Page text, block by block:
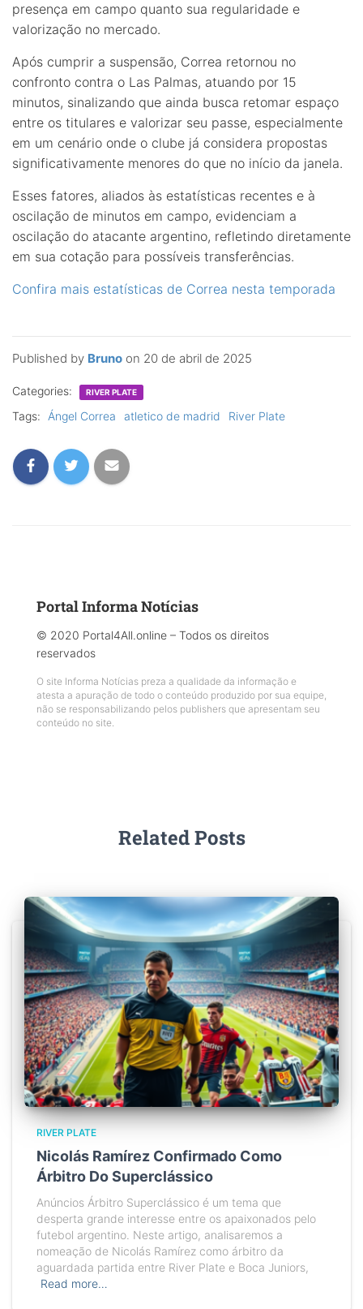
Published by Bruno on 20 de abril de 2025
presença em campo quanto sua regularidade e
valorização no mercado.
Após cumprir a suspensão, Correa retornou no
confronto contra o Las Palmas, atuando por 15
minutos, sinalizando que ainda busca retomar espaço
entre os titulares e valorizar seu passe, especialmente
em um cenário onde o clube já considera propostas
significativamente menores do que no início da janela.
Esses fatores, aliados às estatísticas recentes e à
oscilação de minutos em campo, evidenciam a
oscilação do atacante argentino, refletindo diretamente
em sua cotação para possíveis transferências.
Confira mais estatísticas de Correa nesta temporada
Categories: RIVER PLATE
Tags: Ángel Correa atletico de madrid River Plate
Portal Informa Notícias
© 2020 Portal4All.online – Todos os direitos
reservados
O site Informa Notícias preza a qualidade da informação e
atesta a apuração de todo o conteúdo produzido por sua equipe,
não se responsabilizando pelos publishers que apresentam seu
conteúdo no site.
Related Posts
RIVER PLATE
Nicolás Ramírez Confirmado Como
Árbitro Do Superclássico
Anúncios Árbitro Superclássico é um tema que
desperta grande interesse entre os apaixonados pelo
futebol argentino. Neste artigo, analisaremos a
nomeação de Nicolás Ramírez como árbitro da
aguardada partida entre River Plate e Boca Juniors,
Read more…